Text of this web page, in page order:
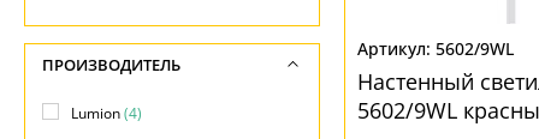
5602/9WL
Настенный
5602/9WL
НАПРАВЛЕНИЕ
Вверх(1)
МАТЕРИАЛ
-
Напряжение
ПРОИЗВОДИТЕЛЬ
Lumion(4)